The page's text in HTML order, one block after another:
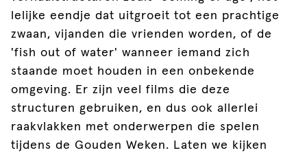
lelijke eendje dat uitgroeit tot een prachtige
zwaan, vijanden die vrienden worden, of de
'fish out of water' wanneer iemand zich
staande moet houden in een onbekende
omgeving. Er zijn veel films die deze
structuren gebruiken, en dus ook allerlei
raakvlakken met onderwerpen die spelen
tijdens de Gouden Weken. Laten we kijken